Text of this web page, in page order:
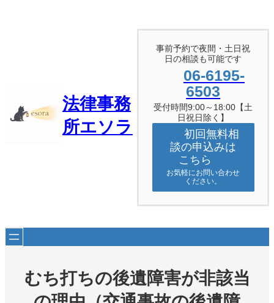
法律事務
所エソラ
事前予約で夜間・土日祝
日の相談も可能です
06-6195-
6503
受付時間9:00～18:00【土
日祝日除く】
初回無料相
談の申込みは
こちら
お気軽にお問い合わせ
ください。
むち打ちの後遺障害が非該当